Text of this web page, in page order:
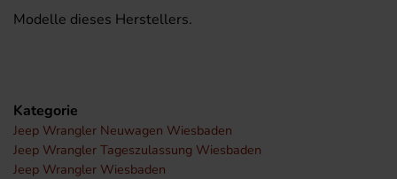
Modelle dieses Herstellers.
Kategorie
Jeep Wrangler Neuwagen Wiesbaden
Jeep Wrangler Tageszulassung Wiesbaden
Jeep Wrangler Wiesbaden